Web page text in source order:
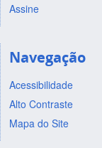
Assine
Navegação
Acessibilidade
Alto Contraste
Mapa do Site